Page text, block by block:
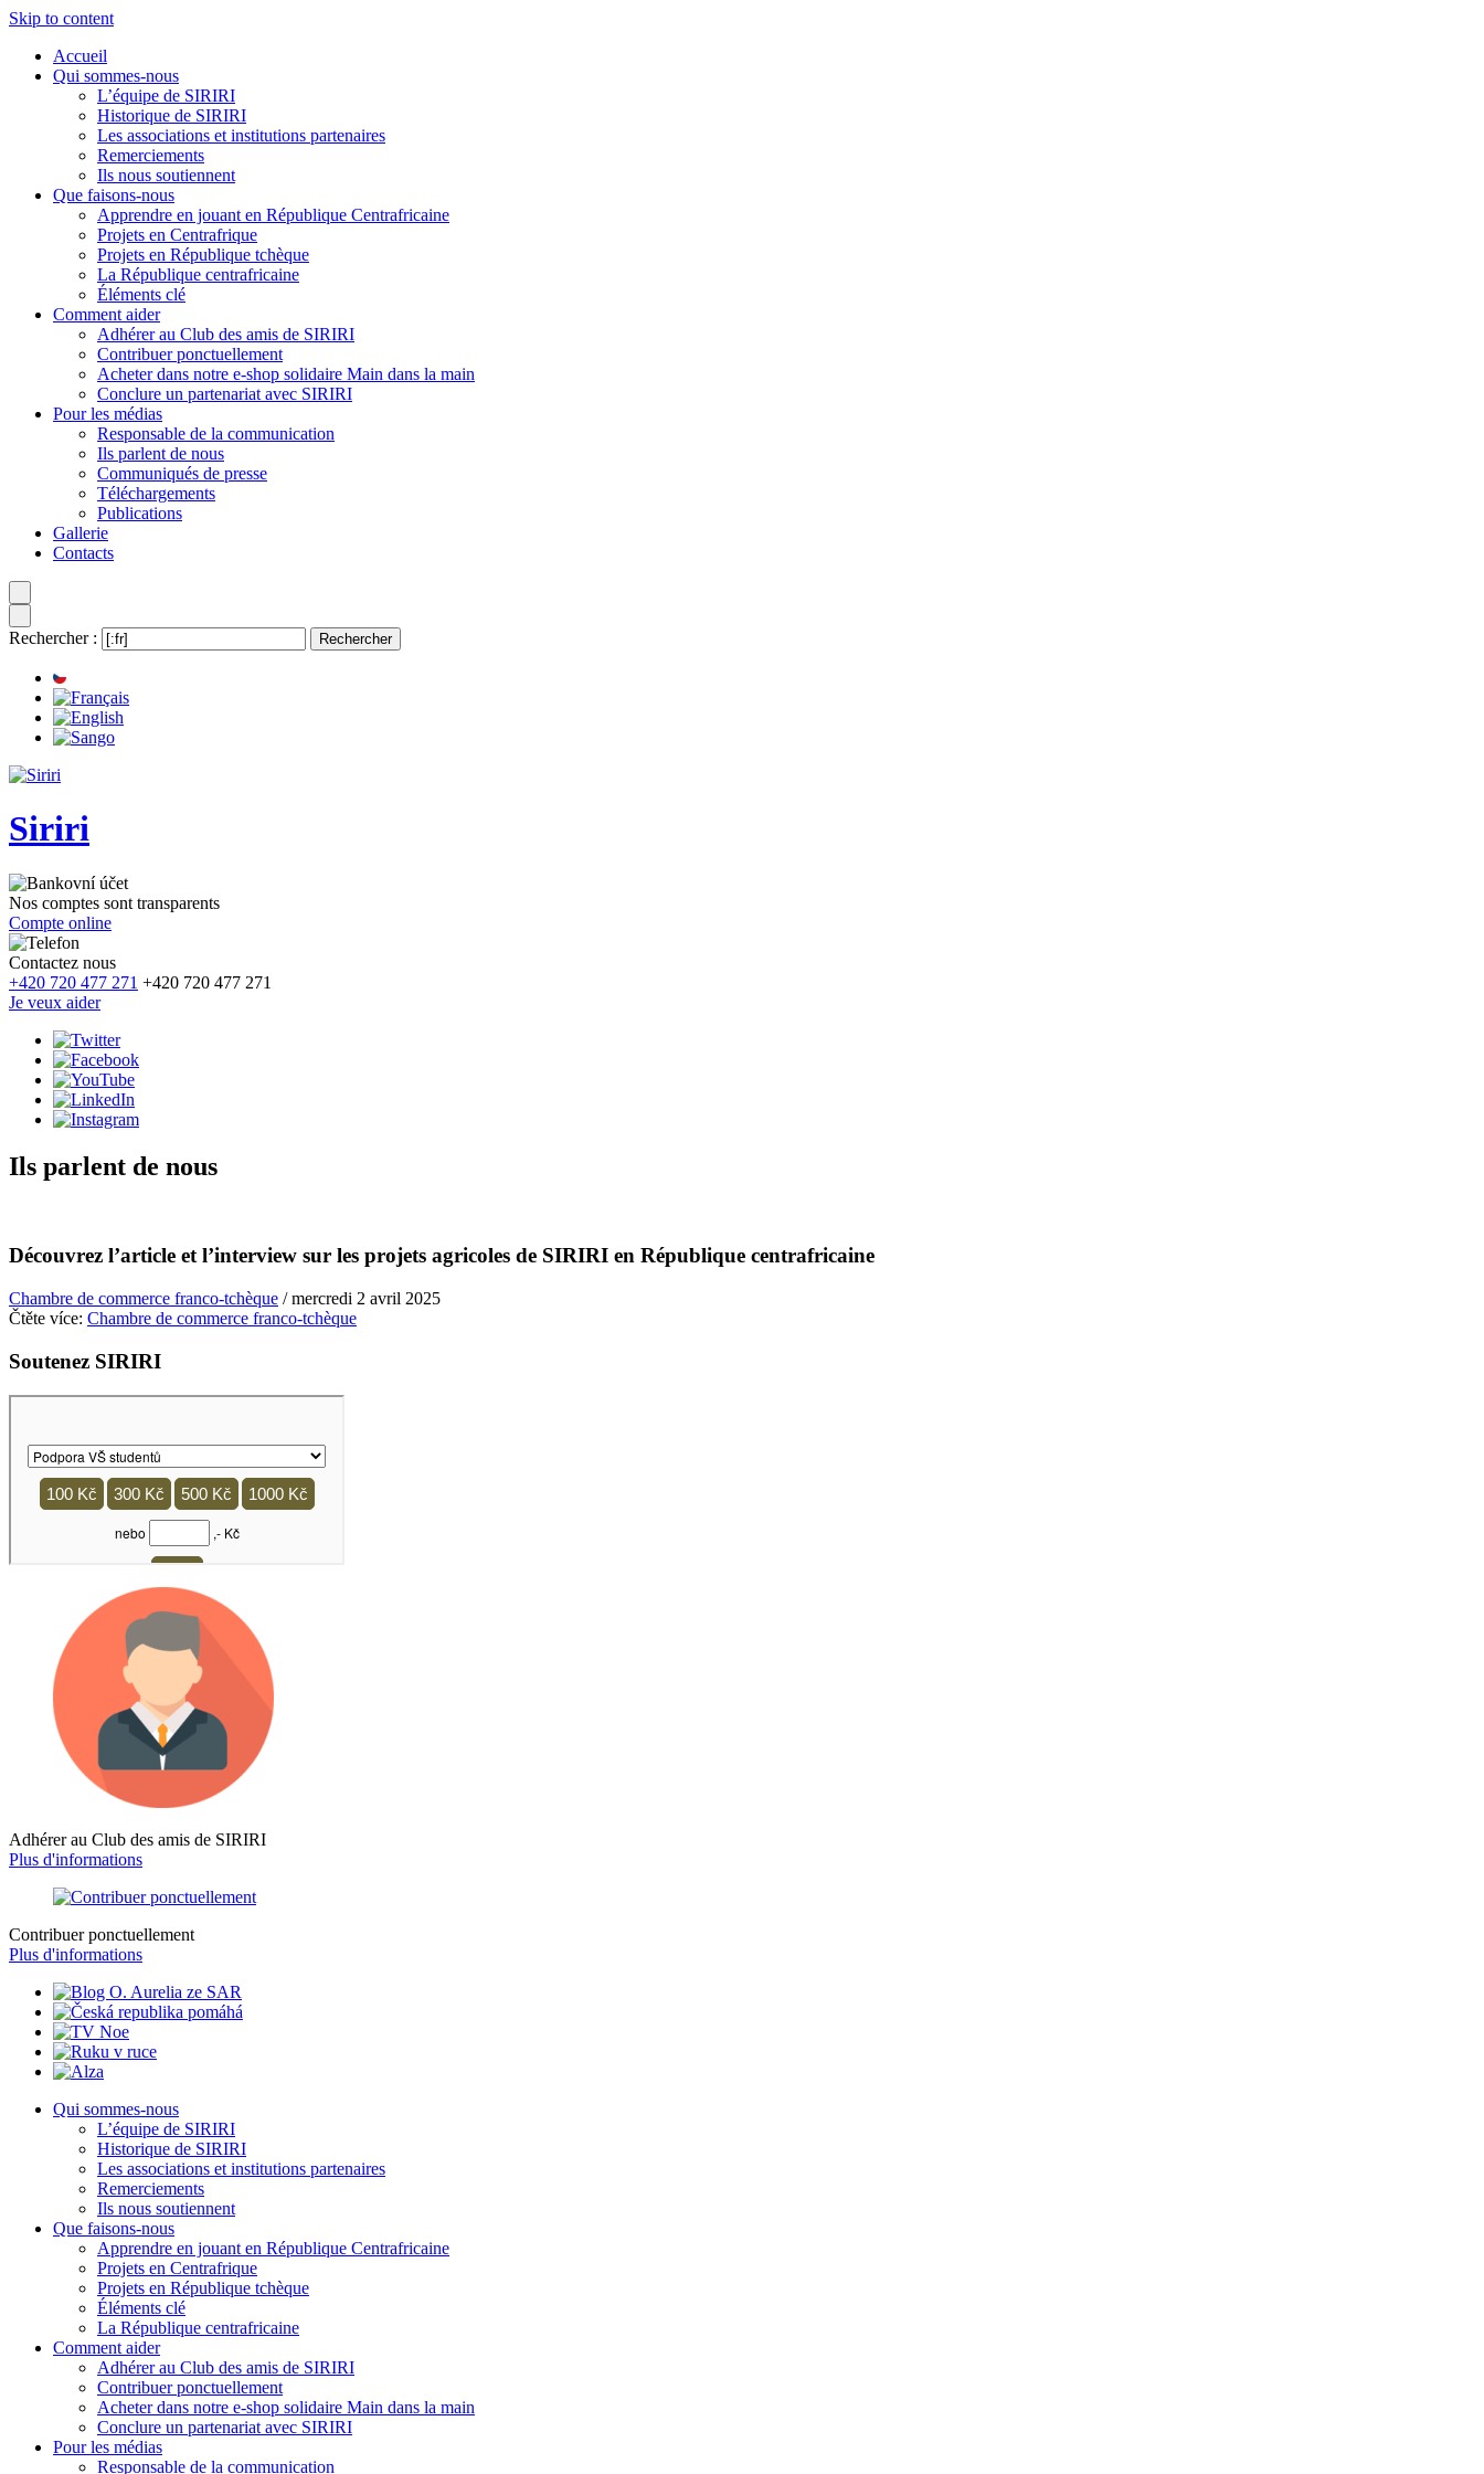
Skip to content
Accueil
Qui sommes-nous
L’équipe de SIRIRI
Historique de SIRIRI
Les associations et institutions partenaires
Remerciements
Ils nous soutiennent
Que faisons-nous
Apprendre en jouant en République Centrafricaine
Projets en Centrafrique
Projets en République tchèque
La République centrafricaine
Éléments clé
Comment aider
Adhérer au Club des amis de SIRIRI
Contribuer ponctuellement
Acheter dans notre e-shop solidaire Main dans la main
Conclure un partenariat avec SIRIRI
Pour les médias
Responsable de la communication
Ils parlent de nous
Communiqués de presse
Téléchargements
Publications
Gallerie
Contacts
Rechercher :
Siriri
Nos comptes sont transparents
Compte online
Contactez nous
+420 720 477 271 +420 720 477 271
Je veux aider
Ils parlent de nous
Découvrez l’article et l’interview sur les projets agricoles de SIRIRI en République centrafricaine
Chambre de commerce franco-tchèque / mercredi 2 avril 2025
Čtěte více: Chambre de commerce franco-tchèque
Soutenez SIRIRI
Adhérer au Club des amis de SIRIRI
Plus d'informations
Contribuer ponctuellement
Plus d'informations
Qui sommes-nous
L’équipe de SIRIRI
Historique de SIRIRI
Les associations et institutions partenaires
Remerciements
Ils nous soutiennent
Que faisons-nous
Apprendre en jouant en République Centrafricaine
Projets en Centrafrique
Projets en République tchèque
Éléments clé
La République centrafricaine
Comment aider
Adhérer au Club des amis de SIRIRI
Contribuer ponctuellement
Acheter dans notre e-shop solidaire Main dans la main
Conclure un partenariat avec SIRIRI
Pour les médias
Responsable de la communication